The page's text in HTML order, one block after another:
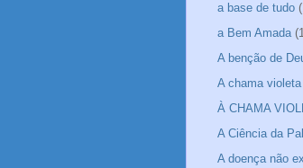
a base de tudo
a Bem Amada
A benção de
A chama
À CHAMA
A Ciência da
A doença não